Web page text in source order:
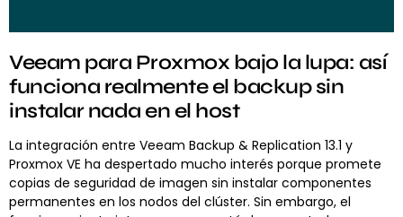
Veeam para Proxmox bajo la lupa: así
funciona realmente el backup sin
instalar nada en el host
La integración entre Veeam Backup & Replication 13.1 y
Proxmox VE ha despertado mucho interés porque promete
copias de seguridad de imagen sin instalar componentes
permanentes en los nodos del clúster. Sin embargo, el